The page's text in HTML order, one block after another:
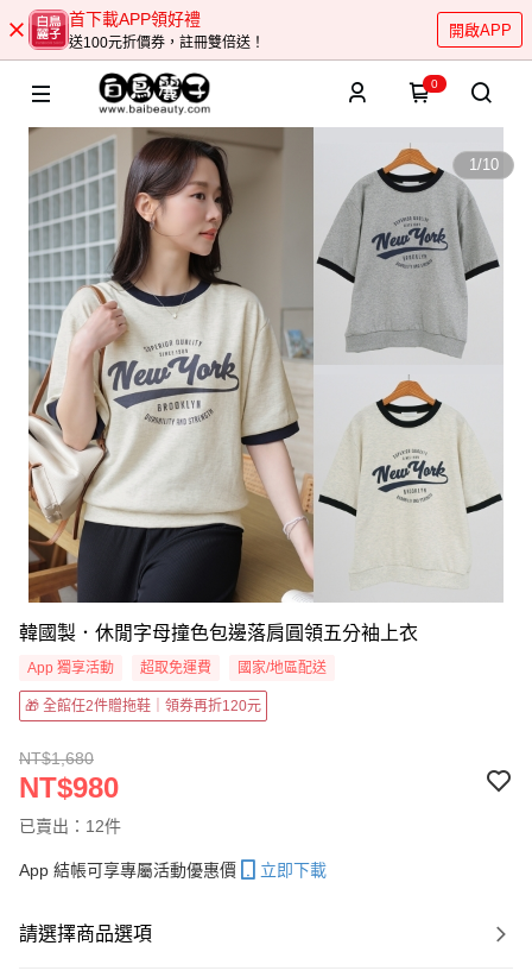
首下載APP領好禮
送100元折價券，註冊雙倍送！
開啟APP
0
1/10
韓國製．休閒字母撞色包邊落肩圓領五分袖上衣
App 獨享活動 超取免運費 國家/地區配送
🎁 全館任2件贈拖鞋｜領券再折120元
NT$1,680
NT$980
已賣出：12件
App 結帳可享專屬活動優惠價 立即下載
請選擇商品選項